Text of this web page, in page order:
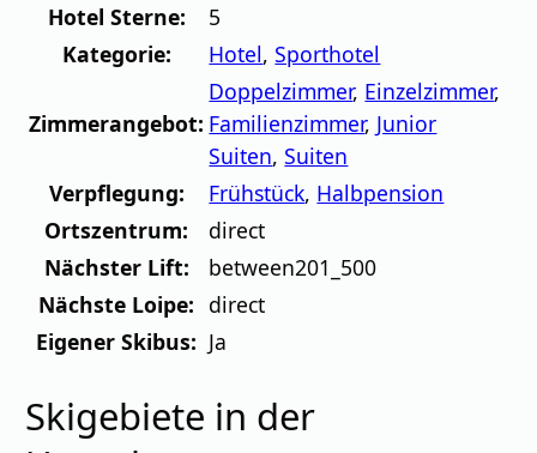
Hotel Sterne:
5
Kategorie:
Hotel,Sporthotel
Zimmerangebot:
Doppelzimmer, Einzelzimmer,
Familienzimmer, Junior
Suiten,Suiten
Verpflegung:
Frühstück, Halbpension
Ortszentrum:
direct
Nächster Lift:
between201_500
Nächste Loipe: direct
Eigener Skibus: Ja
Skigebiete in der